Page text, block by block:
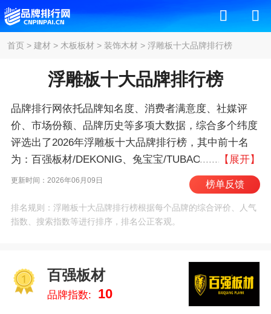
首页 > 建材> 木板板材> 装饰木材> 浮雕板十大品牌排行榜
浮雕板十大品牌排行榜
品牌排行网依托品牌知名度、消费者满意度、社媒评
价、市场份额、品牌历史等多项大数据，综合多个纬度
评选出了2026年浮雕板十大品牌排行榜，其中前十名
为：百强板材/DEKONIG、兔宝宝/TUBAO、鹏
鸿/PENGHONG、千山/QIANSHAN、莫干山、千年
舟/TREEZO、万华禾香板/Wanhua、露水
河/DEWRIVER、大亚人造板、伟业牌板材 。我们致力
于用最真实的数据告诉您浮雕板什么牌子好，供您参
【展开】
更新时间：2026年06月09日 榜单反馈
排名规则：浮雕板十大品牌排行榜根据每个品牌的综合评价、人气
指数、搜索指数等进行排序，排名公正客观。
1
百强板材
品牌指数: 10